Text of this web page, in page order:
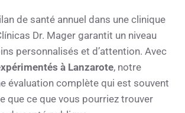
de santé annuel dans une clinique
Dr. Mager garantit un niveau
personnalisés et d’attention. Avec
à Lanzarote, notre
évaluation complète qui est souvent
que ce que vous pourriez trouver